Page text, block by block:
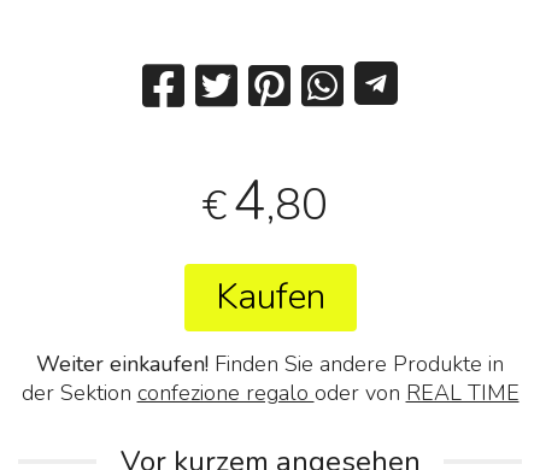
€4,80
Kaufen
Weiter einkaufen! Finden Sie andere Produkte in
der Sektion confezione regalo oder von REAL TIME
Vor kurzem angesehen